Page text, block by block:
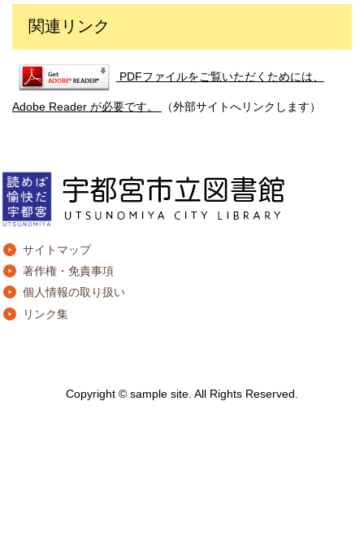
関連リンク
PDFファイルをご覧いただくためには、
Adobe Reader が必要です。 （外部サイトへリンクします）
サイトマップ
著作権・免責事項
個人情報の取り扱い
リンク集
Copyright © sample site. All Rights Reserved.